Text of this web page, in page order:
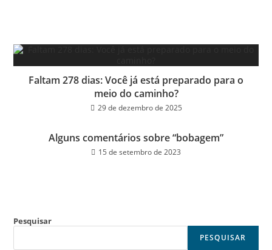
Faltam 278 dias: Você já está preparado para o
meio do caminho?
29 de dezembro de 2025
Alguns comentários sobre “bobagem”
15 de setembro de 2023
Pesquisar
PESQUISAR